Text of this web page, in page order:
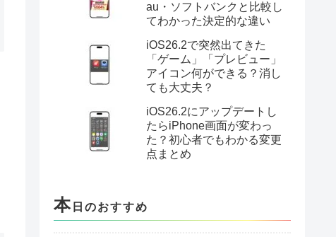
au・ソフトバンクと比較し
てわかった決定的な違い
iOS26.2で突然出てきた
「ゲーム」「プレビュー」
アイコン何ができる？消し
ても大丈夫？
iOS26.2にアップデートし
たらiPhone画面が変わっ
た？初心者でもわかる変更
点まとめ
本 日のおすすめ